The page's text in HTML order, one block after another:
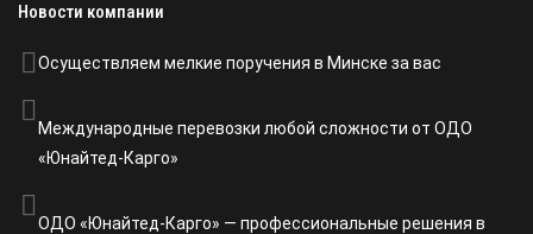
Новости компании
Осуществляем мелкие поручения в Минске за вас
Международные перевозки любой сложности от ОДО
«Юнайтед-Карго»
ОДО «Юнайтед-Карго» — профессиональные решения в